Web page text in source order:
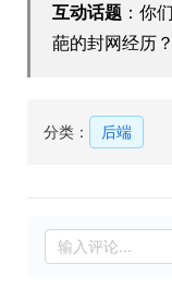
互动话题 ：你
葩的封网经历
分类： 后端